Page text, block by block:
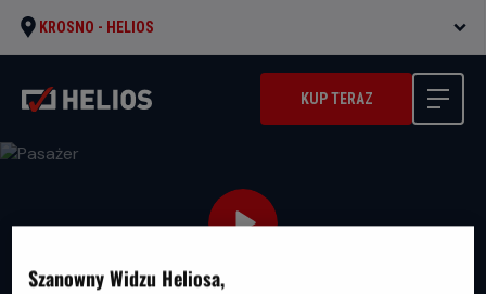
KROSNO - HELIOS
KUP TERAZ
Szanowny Widzu Heliosa,